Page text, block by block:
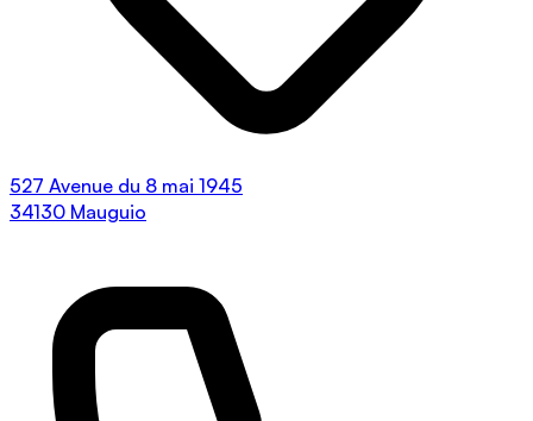
527 Avenue du 8 mai 1945
34130 Mauguio